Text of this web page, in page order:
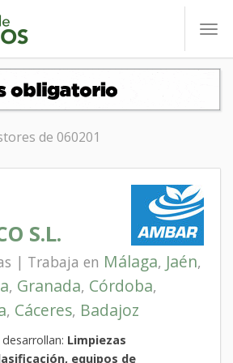
de 060201
S.L.
| Trabaja en Málaga, Jaén,
, Granada, Córdoba,
, Cáceres, Badajoz
Limpiezas
equipos de